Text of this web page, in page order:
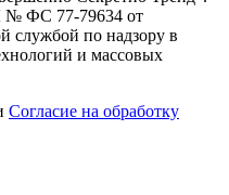
№ ФС 77-79634 от
службой по надзору в
и массовых
Согласие на обработку